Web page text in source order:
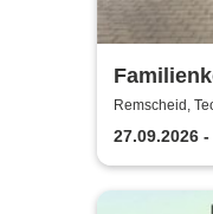
Theater
Remscheid,
Remscheid
27.09.2026